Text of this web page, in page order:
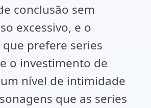
conclusão sem
excessivo, e o
prefere series
o investimento de
nível de intimidade
que as series